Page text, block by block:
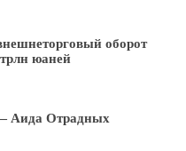
оборот
юаней
Аида Отрадных